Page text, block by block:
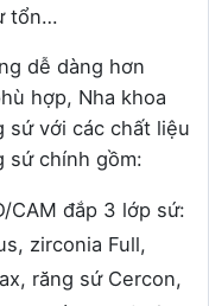
tổn…
dễ dàng hơn
hợp, Nha khoa
sứ với các chất liệu
sứ chính gồm:
CAM đắp 3 lớp sứ:
zirconia Full,
răng sứ Cercon,